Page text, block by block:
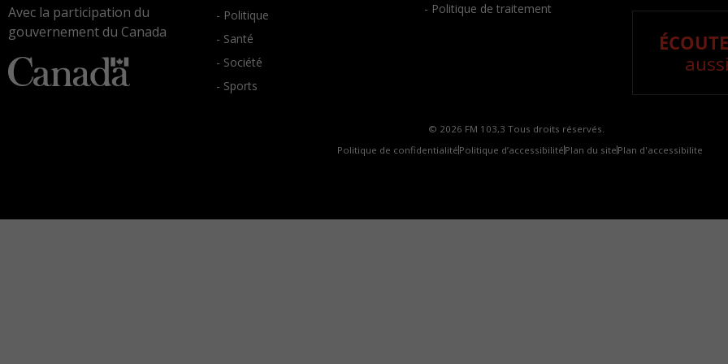
Avec la participation du
gouvernement du Canada
- Politique
- Santé
- Société
- Sports
- Politique de traitement
© 2026 FM 103,3 Tous droits réservés.
Politique de confidentialité Politique d’accessibilité Plan du site Plan d'accessibilite